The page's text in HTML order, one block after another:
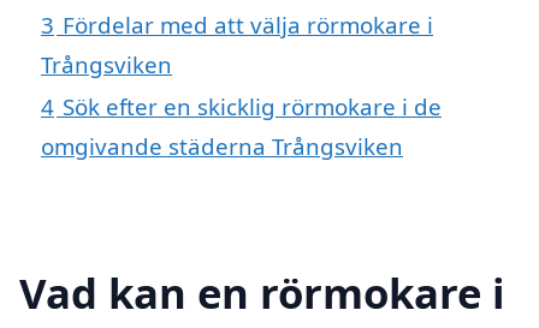
3 Fördelar med att välja rörmokare i
Trångsviken
4 Sök efter en skicklig rörmokare i de
omgivande städerna Trångsviken
Vad kan en rörmokare i